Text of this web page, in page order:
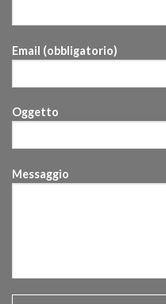
Email (obbligatorio)
Oggetto
Messaggio